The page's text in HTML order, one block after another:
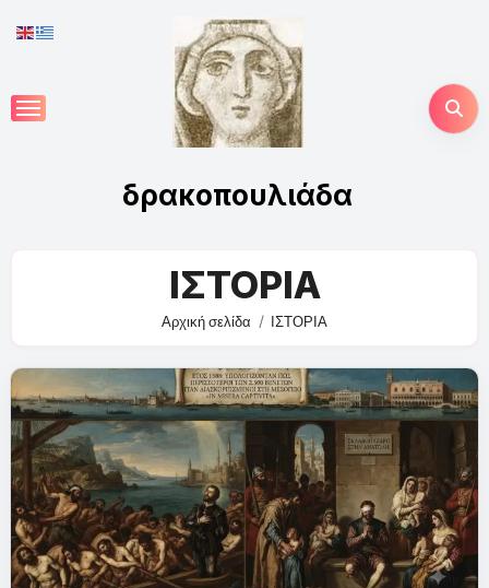
to
δρακοπουλιάδα
ΙΣΤΟΡΙΑ
Αρχική σελίδα ΙΣΤΟΡΙΑ